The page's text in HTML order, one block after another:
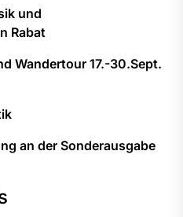
und
Rabat
Wandertour 17.-30.Sept.
an der Sonderausgabe